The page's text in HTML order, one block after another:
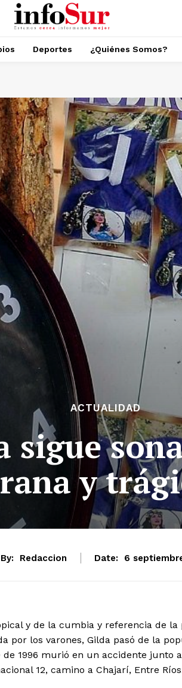
Deportes ¿Quiénes Somos?
ACTUALIDAD
sigue
y
By: Redaccion Date: 6
y de la cumbia y referencia de la
por los varones, Gilda pasó de la
1996 murió en un accidente junto
12, camino a Chajarí, Entre